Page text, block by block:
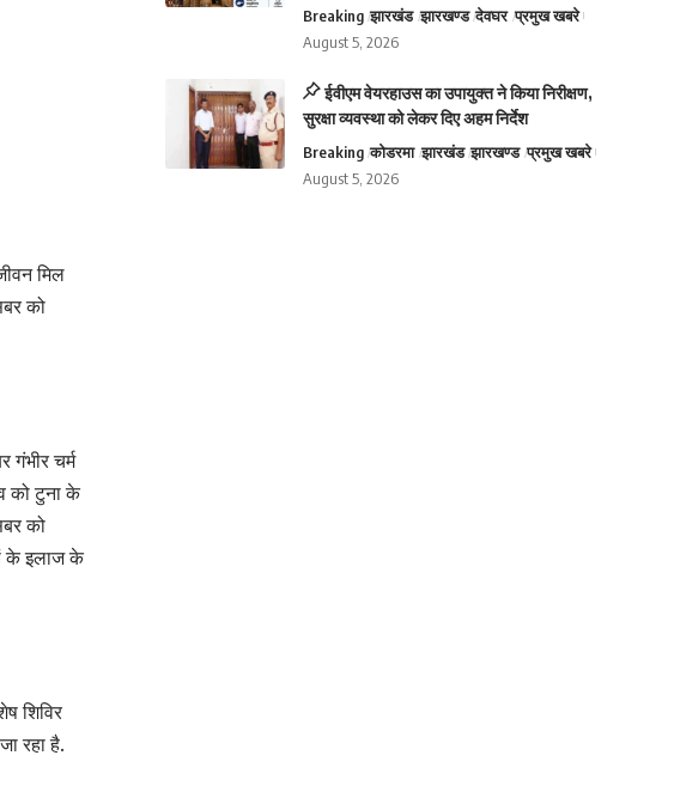
मिल
को
गंभीर चर्म
को टुना के
को
के इलाज के
शिविर
रहा है.
Breaking झारखंड झारखण्ड देवघर प्रमुख खबरे
August 5, 2026
ईवीएम वेयरहाउस का उपायुक्त ने किया निरीक्षण,
सुरक्षा व्यवस्था को लेकर दिए अहम निर्देश
Breaking कोडरमा झारखंड झारखण्ड प्रमुख खबरे
August 5, 2026